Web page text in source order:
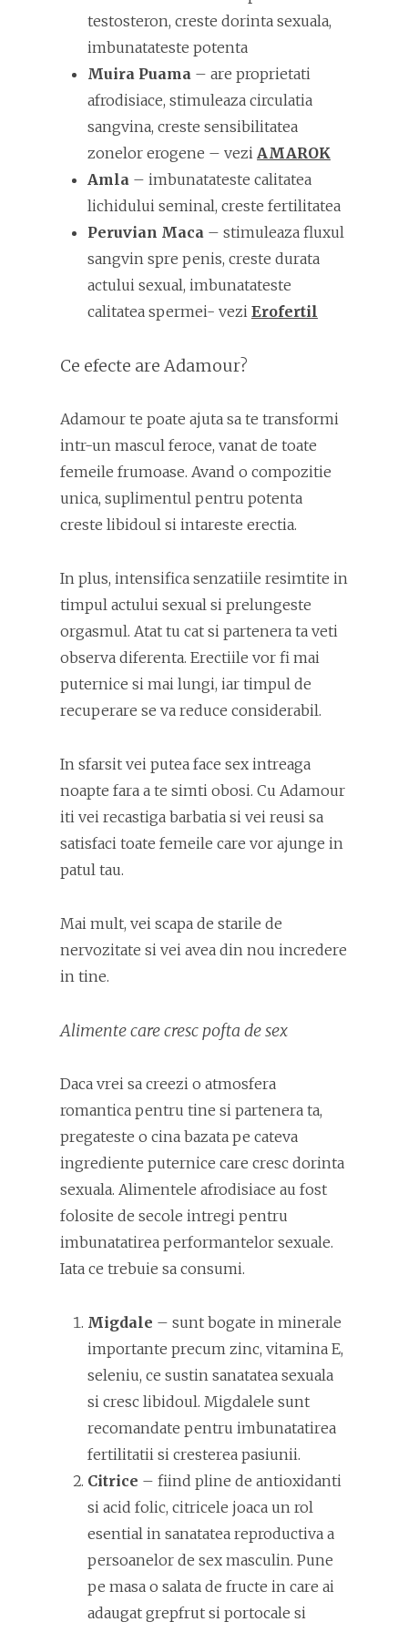
testosteron, creste dorinta sexuala,
imbunatateste potenta
Muira Puama – are proprietati
afrodisiace, stimuleaza circulatia
sangvina, creste sensibilitatea
zonelor erogene – vezi AMAROK
Amla – imbunatateste calitatea
lichidului seminal, creste fertilitatea
Peruvian Maca – stimuleaza fluxul
sangvin spre penis, creste durata
actului sexual, imbunatateste
calitatea spermei- vezi Erofertil
Ce efecte are Adamour?
Adamour te poate ajuta sa te transformi
intr-un mascul feroce, vanat de toate
femeile frumoase. Avand o compozitie
unica, suplimentul pentru potenta
creste libidoul si intareste erectia.
In plus, intensifica senzatiile resimtite in
timpul actului sexual si prelungeste
orgasmul. Atat tu cat si partenera ta veti
observa diferenta. Erectiile vor fi mai
puternice si mai lungi, iar timpul de
recuperare se va reduce considerabil.
In sfarsit vei putea face sex intreaga
noapte fara a te simti obosi. Cu Adamour
iti vei recastiga barbatia si vei reusi sa
satisfaci toate femeile care vor ajunge in
patul tau.
Mai mult, vei scapa de starile de
nervozitate si vei avea din nou incredere
in tine.
Alimente care cresc pofta de sex
Daca vrei sa creezi o atmosfera
romantica pentru tine si partenera ta,
pregateste o cina bazata pe cateva
ingrediente puternice care cresc dorinta
sexuala. Alimentele afrodisiace au fost
folosite de secole intregi pentru
imbunatatirea performantelor sexuale.
Iata ce trebuie sa consumi.
Migdale – sunt bogate in minerale
importante precum zinc, vitamina E,
seleniu, ce sustin sanatatea sexuala
si cresc libidoul. Migdalele sunt
recomandate pentru imbunatatirea
fertilitatii si cresterea pasiunii.
Citrice – fiind pline de antioxidanti
si acid folic, citricele joaca un rol
esential in sanatatea reproductiva a
persoanelor de sex masculin. Pune
pe masa o salata de fructe in care ai
adaugat grepfrut si portocale si